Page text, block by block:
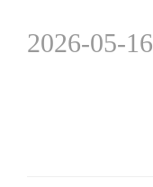
2026-05-16